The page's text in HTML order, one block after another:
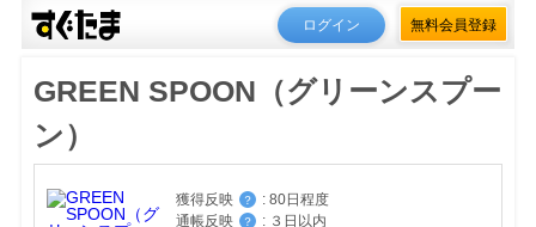
ログイン 無料会員登録
GREEN SPOON（グリーンスプー
ン）
獲得反映 ？ : 80日程度
通帳反映
？ : ３日以内